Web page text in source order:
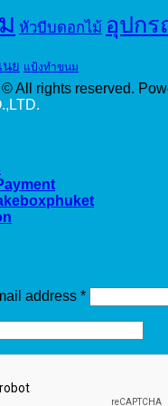
หัวบีบดอกไม้ อุปก
เนย แป้งทำขนม
All rights reserved.
address *Required